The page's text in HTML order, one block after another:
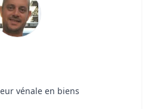
vénale en biens